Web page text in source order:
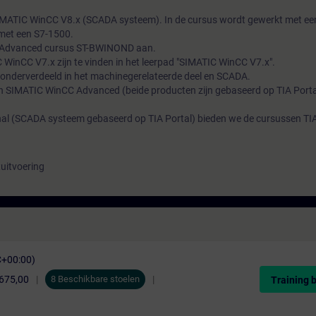
WinCC V8.x (SCADA systeem). In de cursus wordt gewerkt met
een S7-1500.
cursus ST-BWINOND aan.
V7.x zijn te vinden in het leerpad "SIMATIC WinCC V7.x".
in het machinegerelateerde deel en SCADA.
SIMATIC WinCC Advanced (beide producten zijn gebaseerd op TIA
(SCADA systeem gebaseerd op TIA Portal) bieden we de cursussen
8 Beschikbare stoelen Training